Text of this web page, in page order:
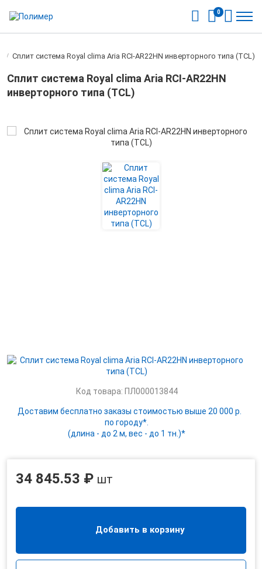
0
/ Сплит система Royal clima Aria RCI-AR22HN инверторного типа (TCL)
Сплит система Royal clima Aria RCI-AR22HN
инверторного типа (TCL)
Код товара: ПЛ000013844
Доставим бесплатно заказы стоимостью выше 20 000 р.
по городу*.
(длина - до 2 м, вес - до 1 тн.)*
34 845.53 ₽ шт
Добавить в корзину